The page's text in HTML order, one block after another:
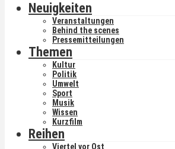
Neuigkeiten
Veranstaltungen
Behind the scenes
Pressemitteilungen
Themen
Kultur
Politik
Umwelt
Sport
Musik
Wissen
Kurzfilm
Reihen
Viertel vor Ost